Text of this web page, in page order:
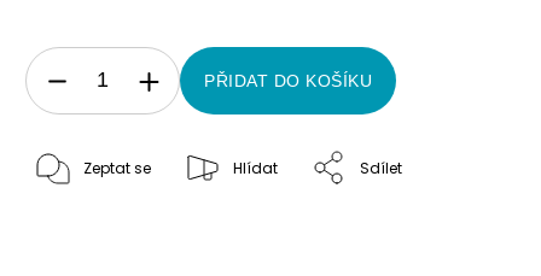
PŘIDAT DO KOŠÍKU
Zeptat se Hlídat Sdílet